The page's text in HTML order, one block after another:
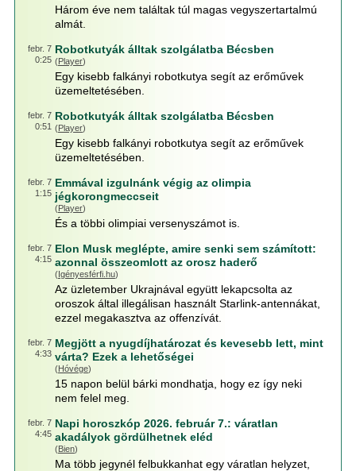
Három éve nem találtak túl magas vegyszertartalmú
almát.
febr. 7
0:25
Robotkutyák álltak szolgálatba Bécsben
(Player)
Egy kisebb falkányi robotkutya segít az erőművek
üzemeltetésében.
febr. 7
0:51
Robotkutyák álltak szolgálatba Bécsben
(Player)
Egy kisebb falkányi robotkutya segít az erőművek
üzemeltetésében.
febr. 7
1:15
Emmával izgulnánk végig az olimpia
jégkorongmeccseit
(Player)
És a többi olimpiai versenyszámot is.
febr. 7
4:15
Elon Musk meglépte, amire senki sem számított:
azonnal összeomlott az orosz haderő
(Igényesférfi.hu)
Az üzletember Ukrajnával együtt lekapcsolta az
oroszok által illegálisan használt Starlink‑antennákat,
ezzel megakasztva az offenzívát.
febr. 7
4:33
Megjött a nyugdíjhatározat és kevesebb lett, mint
várta? Ezek a lehetőségei
(Hóvége)
15 napon belül bárki mondhatja, hogy ez így neki
nem felel meg.
febr. 7
4:45
Napi horoszkóp 2026. február 7.: váratlan
akadályok gördülhetnek eléd
(Bien)
Ma több jegynél felbukkanhat egy váratlan helyzet,